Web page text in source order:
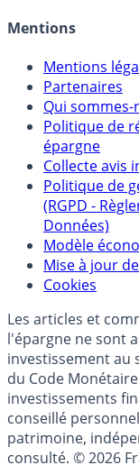
Mentions
Mentions
Partenaires
Qui sommes-
Politique de
épargne
Collecte avis
Politique de
(RGPD -
Données)
Modèle
Mise à jour
Cookies
Les articles et
l'épargne ne sont
investissement au
du Code
investissements
conseillé
patrimoine,
consulté. © 2026